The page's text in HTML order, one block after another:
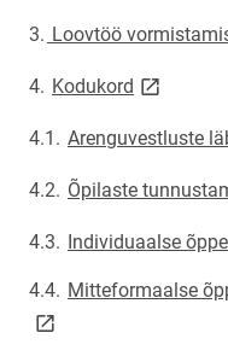
3. Loovtöö
4. Kodukord link opens
4.1. Arenguvestluste
4.2. Õpilaste
4.3. Individuaalse
4.4. Mitteformaalse